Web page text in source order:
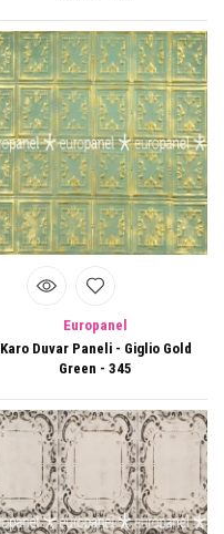
Europanel
Karo Duvar Paneli - Giglio Gold
Green - 345